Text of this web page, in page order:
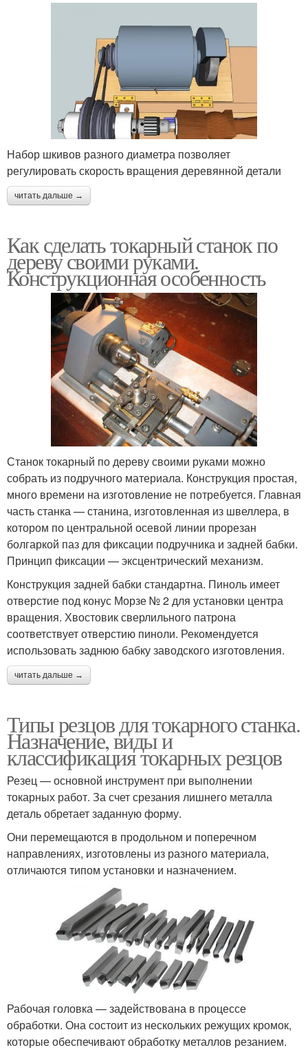
Набор шкивов разного диаметра позволяет
регулировать скорость вращения деревянной детали
читать дальше →
Как сделать токарный станок по
дереву своими руками.
Конструкционная особенность
Станок токарный по дереву своими руками можно
собрать из подручного материала. Конструкция простая,
много времени на изготовление не потребуется. Главная
часть станка — станина, изготовленная из швеллера, в
котором по центральной осевой линии прорезан
болгаркой паз для фиксации подручника и задней бабки.
Принцип фиксации — эксцентрический механизм.
Конструкция задней бабки стандартна. Пиноль имеет
отверстие под конус Морзе № 2 для установки центра
вращения. Хвостовик сверлильного патрона
соответствует отверстию пиноли. Рекомендуется
использовать заднюю бабку заводского изготовления.
читать дальше →
Типы резцов для токарного станка.
Назначение, виды и
классификация токарных резцов
Резец — основной инструмент при выполнении
токарных работ. За счет срезания лишнего металла
деталь обретает заданную форму.
Они перемещаются в продольном и поперечном
направлениях, изготовлены из разного материала,
отличаются типом установки и назначением.
Рабочая головка — задействована в процессе
обработки. Она состоит из нескольких режущих кромок,
которые обеспечивают обработку металлов резанием.